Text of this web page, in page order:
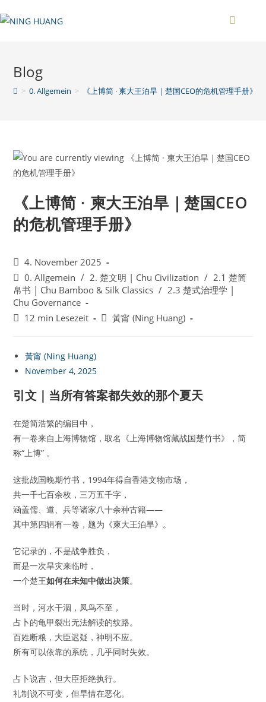
Inhalt
Blog
> 0. Allgemein > 《上博简 · 柬大王泊旱｜楚国CEO的危机管理手册》
《上博简 · 柬大王泊旱｜楚国CEO
的危机管理手册》
Beitrag
veröffentlicht:
4. November 2025
Beitrags-
Kategorie:
0. Allgemein / 2. 楚文明 | Chu Civilization / 2.1 楚简
帛书 | Chu Bamboo & Silk Classics / 2.3 楚式治理学 |
Chu Governance
Lesedauer:
12 min Lesezeit
Beitrags-
黃甯 (Ning Huang)
黃甯 (Ning Huang)
November 4, 2025
引文｜当所有答案都失效的那个夏天
在楚简浩繁的编目中，
有一卷来自上海博物馆，取名《上海博物馆藏战国楚竹书》，简
称“上博” 。
这批战国晚期竹书，1994年得自香港文物市场，
共一千七百余枚，三万五千字，
涵盖儒、道、兵等诸家八十余种古籍——
其中第四辑有一卷，题为《柬大王泊旱》。
它记录的，不是战争胜负，
而是一次旱灾来临时，
一个楚王如何在未知中做出决策。
当时，河水干涸，凤鸟不至，
占卜的龟甲裂出无法解读的纹路。
百姓断粮，大臣迟疑，神明不应。
所有可以依靠的系统，几乎同时失效。
占卜说吉，但大臣拒绝执行。
礼制说不可变，但旱情在恶化。